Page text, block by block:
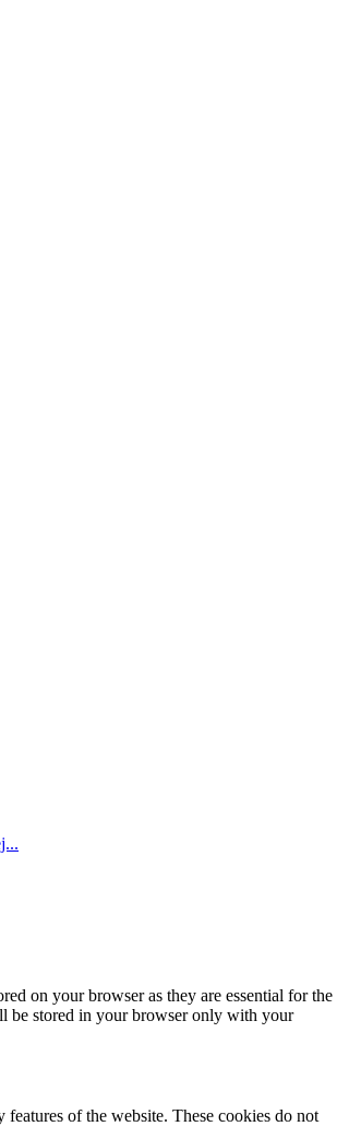
on your browser as they are essential for the
be stored in your browser only with your
of the website. These cookies do not